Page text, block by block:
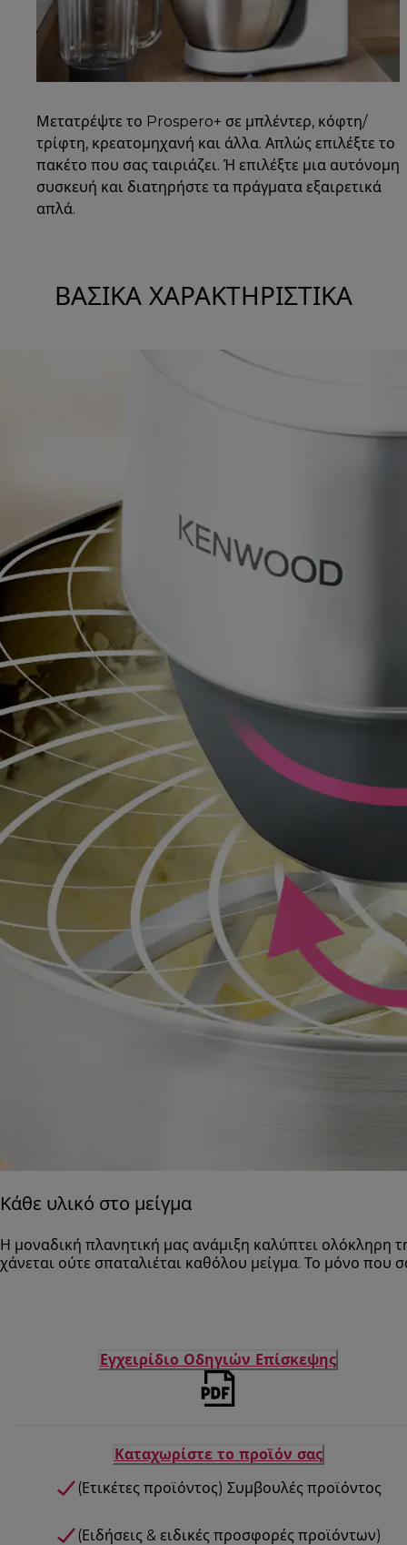
Μετατρέψτε το Prospero+ σε μπλέντερ, κόφτη/
τρίφτη, κρεατομηχανή και άλλα. Απλώς επιλέξτε το
πακέτο που σας ταιριάζει. Ή επιλέξτε μια αυτόνομη
συσκευή και διατηρήστε τα πράγματα εξαιρετικά
απλά.
ΒΑΣΙΚΆ ΧΑΡΑΚΤΗΡΙΣΤΙΚΆ
Κάθε υλικό στο μείγμα
Η μοναδική πλανητική μας ανάμιξη καλύπτει ολόκληρη
χάνεται ούτε σπαταλιέται καθόλου μείγμα. Το μόνο που
Εγχειρίδιο Οδηγιών Επίσκεψης
Καταχωρίστε το προϊόν σας
(Ετικέτες προϊόντος) Συμβουλές προϊόντος
(Ειδήσεις & ειδικές προσφορές προϊόντων)